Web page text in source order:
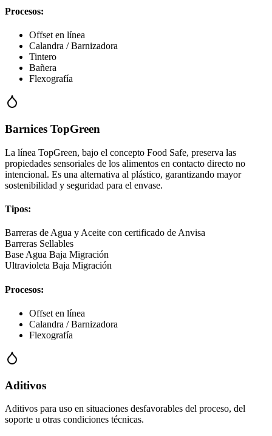
Procesos:
Offset en línea
Calandra / Barnizadora
Tintero
Bañera
Flexografía
Barnices TopGreen
La línea TopGreen, bajo el concepto Food Safe, preserva las
propiedades sensoriales de los alimentos en contacto directo no
intencional. Es una alternativa al plástico, garantizando mayor
sostenibilidad y seguridad para el envase.
Tipos:
Barreras de Agua y Aceite con certificado de Anvisa
Barreras Sellables
Base Agua Baja Migración
Ultravioleta Baja Migración
Procesos:
Offset en línea
Calandra / Barnizadora
Flexografía
Aditivos
Aditivos para uso en situaciones desfavorables del proceso, del
soporte u otras condiciones técnicas.